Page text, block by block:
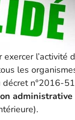
l’activité
les
décret n°2016-
administrative